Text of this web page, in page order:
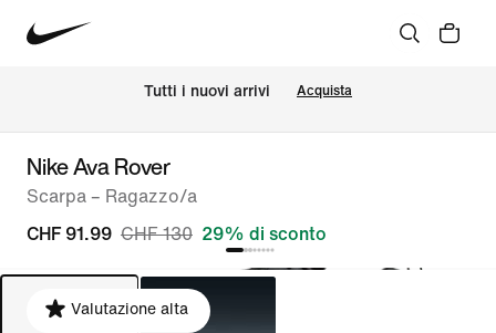
Tutti i nuovi arrivi Acquista
Nike Ava Rover
Scarpa – Ragazzo/a
CHF 91.99 CHF 130 29% di sconto
Valutazione alta